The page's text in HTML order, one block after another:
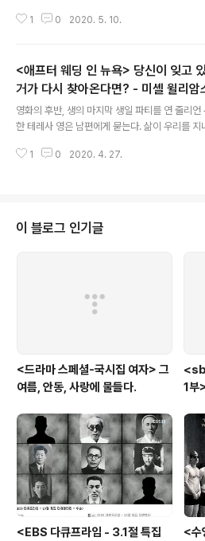
다. 역시 우디 앨런일까? 아니 그런 찬사보다는 과
독이 하는 이야기가 '그의 시절'을 지나고 있다는
이다. 최근 우디 앨런 감독이 영화를 여는 방식처
의 다른 영화처럼 다큐식 나레이션으로 시작한다.
떠나 지방의 작은 대학을 다니고 있는 개츠비(티
메 분), 하지만 그는 쫓겨났다고 전해지는 이전의
이 대학에 영 마음을 붙이지 못하고 있다. 그나마
1 0 2020. 5. 10.
<애프터 웨딩 인 뉴욕> 당신이 잊고
거가 다시 찾아온다면? - 미셸 윌리암
리안 무어 사이에서 방황하고 만 영화
영화의 후반, 생의 마지막 생일 파티를 연 줄리언
한 테레사 영은 남편에게 묻는다. 삶이 우리를 지
결국 '주체적'이라 생각하며 살아왔던 삶이, 어떤
서 종종 자신을 휩쓸어 버리는 삶의 국면에 마주하
여기 그렇게 자신이 의도치 않는 삶의 기로에 놓
1 0 2020. 4. 27.
이 블로그 인기글
<드라마 스페셜-국시집 여자> 그
여름, 안동, 사랑에 물들다.
1부
<EBS 다큐프라임 - 3.1절 특집
<수